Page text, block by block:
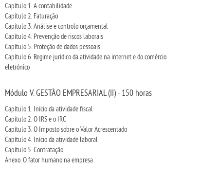
Capítulo 1. A contabilidade
Capítulo 2. Faturação
Capítulo 3. Análise e controlo orçamental
Capítulo 4. Prevenção de riscos laborais
Capítulo 5. Proteção de dados pessoais
Capítulo 6. Regime jurídico da atividade na internet e do comércio
eletrónico
Módulo V. GESTÃO EMPRESARIAL (II) - 150 horas
Capítulo 1. Início da atividade fiscal
Capítulo 2. O IRS e o IRC
Capítulo 3. O Imposto sobre o Valor Acrescentado
Capítulo 4. Início da atividade laboral
Capítulo 5. Contratação
Anexo. O fator humano na empresa